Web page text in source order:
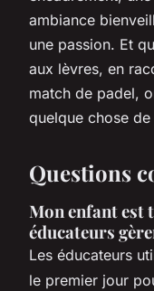
ambiance
une passion. Et
aux lèvres, en
match de padel,
quelque chose de
Questions
Mon enfant est
éducateurs
Les éducateurs
le premier jour